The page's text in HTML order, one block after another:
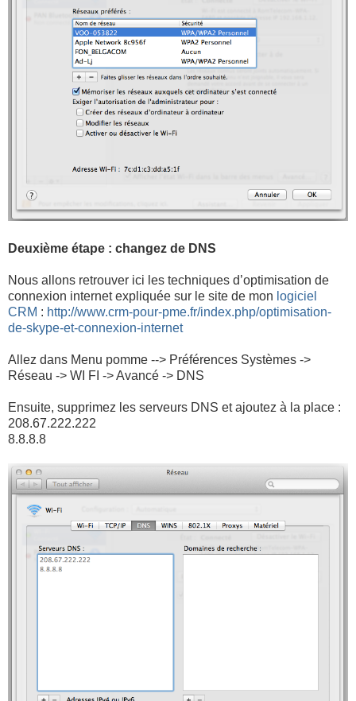
Deuxième étape : changez de DNS
Nous allons retrouver ici les techniques d’optimisation de
connexion internet expliquée sur le site de mon logiciel
CRM : http://www.crm-pour-pme.fr/index.php/optimisation-
de-skype-et-connexion-internet
Allez dans Menu pomme --> Préférences Systèmes ->
Réseau -> WI FI -> Avancé -> DNS
Ensuite, supprimez les serveurs DNS et ajoutez à la place :
208.67.222.222
8.8.8.8